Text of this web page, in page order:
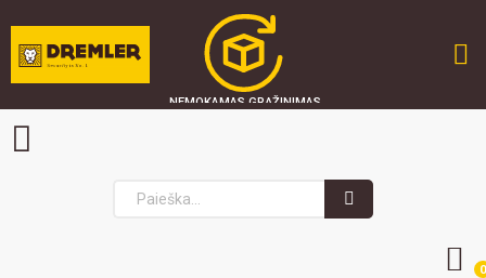
GREITAS PRISTATYMAS
NEMOKAMAS GRĄŽINIMAS
SAUGU PIRKTI
0